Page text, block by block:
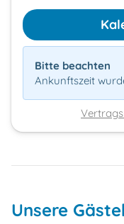
Bitte beachten
Ankunftszeit
Unsere